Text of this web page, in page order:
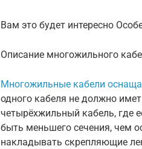
Вам это будет интересно
Описание многожильного
Многожильные кабели
одного кабеля не должно
четырёхжильный кабель, где
быть меньшего сечения, чем
накладывать скрепляющие